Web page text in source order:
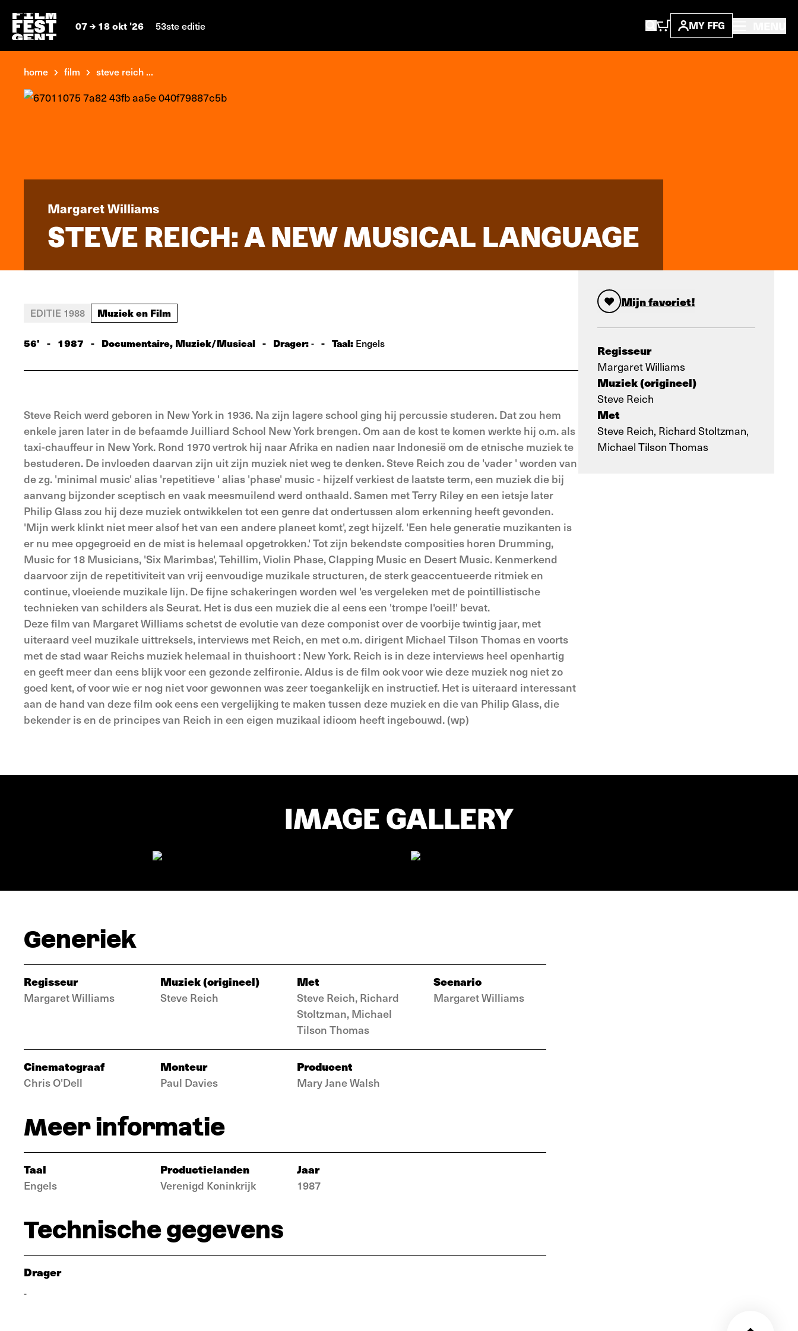
07 18 okt '26 53ste editie MY FFG
home film steve reich ...
Margaret Williams
STEVE REICH: A NEW MUSICAL LANGUAGE
Mijn favoriet!
Regisseur
Margaret Williams
Muziek (origineel)
Steve Reich
Met
Steve Reich, Richard Stoltzman,
Michael Tilson Thomas
EDITIE 1988 Muziek en Film
56' - 1987 - Documentaire, Muziek/Musical - Drager:- - Taal: Engels
Steve Reich werd geboren in New York in 1936. Na zijn lagere school ging hij percussie studeren. Dat zou hem
enkele jaren later in de befaamde Juilliard School New York brengen. Om aan de kost te komen werkte hij o.m. als
taxi-chauffeur in New York. Rond 1970 vertrok hij naar Afrika en nadien naar Indonesië om de etnische muziek te
bestuderen. De invloeden daarvan zijn uit zijn muziek niet weg te denken. Steve Reich zou de 'vader ' worden van
de zg. 'minimal music' alias 'repetitieve ' alias 'phase' music - hijzelf verkiest de laatste term, een muziek die bij
aanvang bijzonder sceptisch en vaak meesmuilend werd onthaald. Samen met Terry Riley en een ietsje later
Philip Glass zou hij deze muziek ontwikkelen tot een genre dat ondertussen alom erkenning heeft gevonden.
'Mijn werk klinkt niet meer alsof het van een andere planeet komt', zegt hijzelf. 'Een hele generatie muzikanten is
er nu mee opgegroeid en de mist is helemaal opgetrokken.' Tot zijn bekendste composities horen Drumming,
Music for 18 Musicians, 'Six Marimbas', Tehillim, Violin Phase, Clapping Music en Desert Music. Kenmerkend
daarvoor zijn de repetitiviteit van vrij eenvoudige muzikale structuren, de sterk geaccentueerde ritmiek en
continue, vloeiende muzikale lijn. De fijne schakeringen worden wel 'es vergeleken met de pointillistische
technieken van schilders als Seurat. Het is dus een muziek die al eens een 'trompe l'oeil!' bevat.
Deze film van Margaret Williams schetst de evolutie van deze componist over de voorbije twintig jaar, met
uiteraard veel muzikale uittreksels, interviews met Reich, en met o.m. dirigent Michael Tilson Thomas en voorts
met de stad waar Reichs muziek helemaal in thuishoort : New York. Reich is in deze interviews heel openhartig
en geeft meer dan eens blijk voor een gezonde zelfironie. Aldus is de film ook voor wie deze muziek nog niet zo
goed kent, of voor wie er nog niet voor gewonnen was zeer toegankelijk en instructief. Het is uiteraard interessant
aan de hand van deze film ook eens een vergelijking te maken tussen deze muziek en die van Philip Glass, die
bekender is en de principes van Reich in een eigen muzikaal idioom heeft ingebouwd. (wp)
IMAGE GALLERY
Generiek
Regisseur
Margaret Williams
Muziek (origineel)
Steve Reich
Met
Steve Reich, Richard
Stoltzman, Michael
Tilson Thomas
Scenario
Margaret Williams
Cinematograaf
Chris O'Dell
Monteur
Paul Davies
Producent
Mary Jane Walsh
Meer informatie
Taal
Engels
Productielanden
Verenigd Koninkrijk
Jaar
1987
Technische gegevens
Drager
-